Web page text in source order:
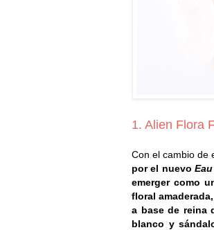
1. Alien Flora
Con el cambio de
por el nuevo
emerger como
floral
a base de reina
blanco y